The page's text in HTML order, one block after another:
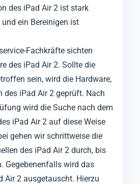
des iPad Air 2 ist stark
ein Bereinigen ist
Fachkräfte sichten
des iPad Air 2. Sollte die
sein, wird die Hardware,
des iPad Air 2 geprüft. Nach
wird die Suche nach dem
iPad Air 2 auf diese Weise
gehen wir schrittweise die
des iPad Air 2 durch, bis
Gegebenenfalls wird das
Air 2 ausgetauscht. Hierzu